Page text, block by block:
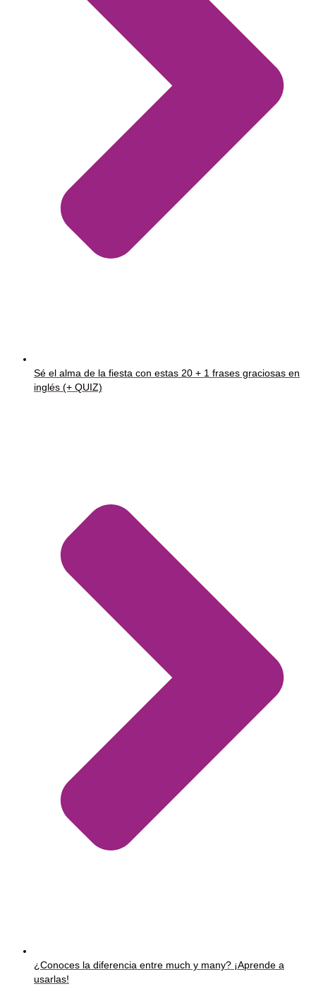
Sé el alma de la fiesta con estas 20 + 1 frases graciosas en
inglés (+ QUIZ)
¿Conoces la diferencia entre much y many? ¡Aprende a
usarlas!